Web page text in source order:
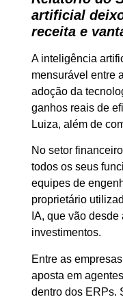
artificial
receita e
A inteligência
mensurável entre
adoção da
ganhos reais de
Luiza, além de
No setor
todos os seus
equipes de
proprietário
IA, que vão
investimentos.
Entre as
aposta em
dentro dos ERPs.